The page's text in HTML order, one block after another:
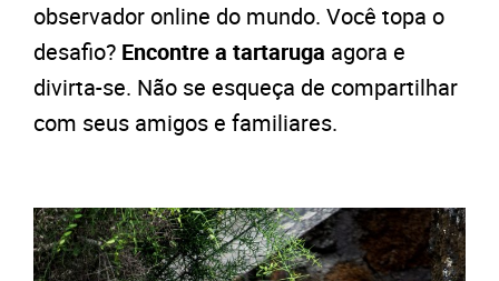
observador online do mundo. Você topa o
desafio? Encontre a tartaruga agora e
divirta-se. Não se esqueça de compartilhar
com seus amigos e familiares.